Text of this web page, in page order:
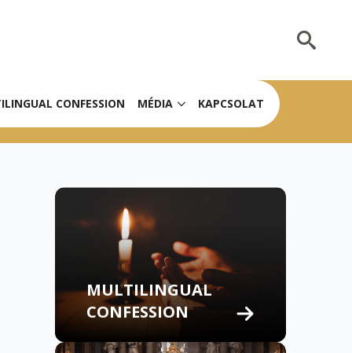
CONFESSION MÉDIA KAPCSOLAT
MULTILINGUAL
CONFESSION